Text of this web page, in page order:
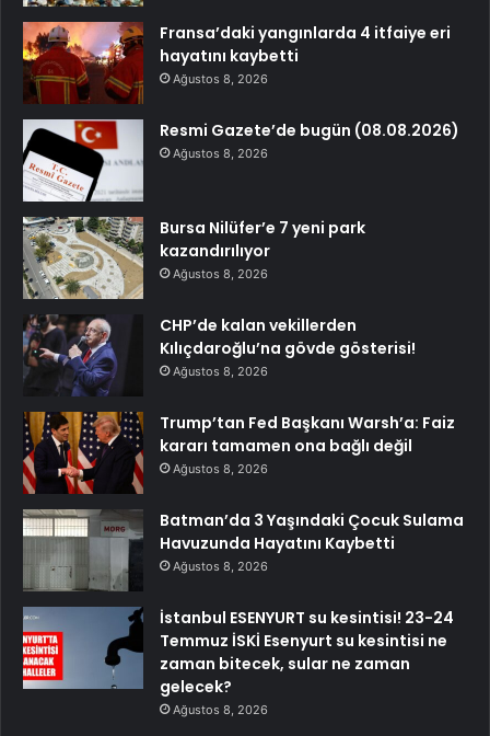
Fransa’daki yangınlarda 4 itfaiye eri
hayatını kaybetti
Ağustos 8, 2026
Resmi Gazete’de bugün (08.08.2026)
Ağustos 8, 2026
Bursa Nilüfer’e 7 yeni park
kazandırılıyor
Ağustos 8, 2026
CHP’de kalan vekillerden
Kılıçdaroğlu’na gövde gösterisi!
Ağustos 8, 2026
Trump’tan Fed Başkanı Warsh’a: Faiz
kararı tamamen ona bağlı değil
Ağustos 8, 2026
Batman’da 3 Yaşındaki Çocuk Sulama
Havuzunda Hayatını Kaybetti
Ağustos 8, 2026
İstanbul ESENYURT su kesintisi! 23-24
Temmuz İSKİ Esenyurt su kesintisi ne
zaman bitecek, sular ne zaman
gelecek?
Ağustos 8, 2026